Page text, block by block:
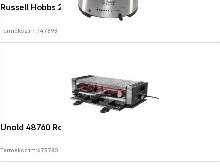
Russell Hobbs 22560-56 Fiesta Fondue
Termékszám:147898
Unold 48760 Raclette Delice Basic
Termékszám:673780